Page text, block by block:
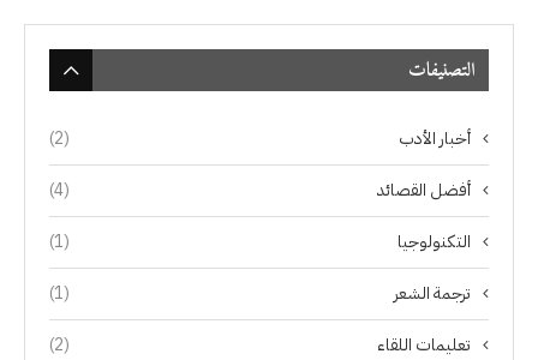
التصنيفات
أخبار الأدب (2)
أفضل القصائد (4)
التكنولوجيا (1)
ترجمة الشعر (1)
تعليمات اللقاء (2)